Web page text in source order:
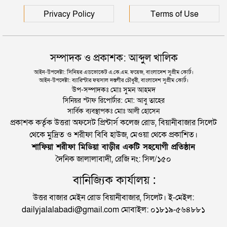
Privacy Policy Terms of Use
সম্পাদক ও প্রকাশক: আব্দুল খালিক
আইন-উপদেষ্টা: সিনিয়র এডভোকেট এ.কে.এম. ফয়েজ, বাংলাদেশ সুপ্রীম কোর্ট।
আইন-উপদেষ্টা: ব্যারিস্টার ফয়সাল দস্তগীর চৌধুরী, বাংলাদেশ সুপ্রীম কোর্ট।
উপ-সম্পাদকঃ মোঃ সুমন আহমদ
সিনিয়র স্টাফ রিপোর্টার: মো: আবু তাহের
সার্বিক ব্যবস্থাপকঃ মোঃ আলী হোসেন
প্রকাশক কর্তৃক উত্তরা অফসেট প্রিন্টার্স কলেজ রোড, বিয়ানীবাজার সিলেট
থেকে মুদ্রিত ও শরীফা বিবি হাউজ, মেওয়া থেকে প্রকাশিত।
শাফিয়া শরীফা মিডিয়া বাড়ীর একটি সহযোগী প্রতিষ্ঠান
দৈনিক জালালাবাদী, রেজি নং: সিল/১৫০
বানিজ্যিক কার্যালয় :
উত্তর বাজার মেইন রোড বিয়ানীবাজার, সিলেট। ই-মেইল:
dailyjalalabadi@gmail.com মোবাইল: ০১৮১৯-৫৬৪৮৮১